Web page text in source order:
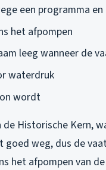
een programma
het afpompen
leeg wanneer de
waterdruk
wordt
Historische Kern,
weg, dus de
het afpompen van